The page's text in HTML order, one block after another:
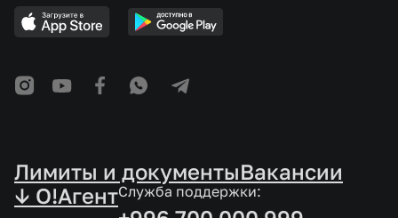
Лимиты и документыВакансии
↓ O!АгентСлужба поддержки: